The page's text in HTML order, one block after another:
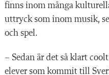
finns inom många
uttryck som inom musik,
och spel.
– Sedan är det så klart
elever som kommit till